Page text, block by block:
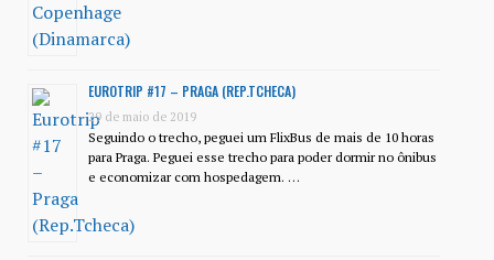
EUROTRIP #17 – PRAGA (REP.TCHECA)
29 de maio de 2019
Seguindo o trecho, peguei um FlixBus de mais de 10 horas
para Praga. Peguei esse trecho para poder dormir no ônibus
e economizar com hospedagem. …